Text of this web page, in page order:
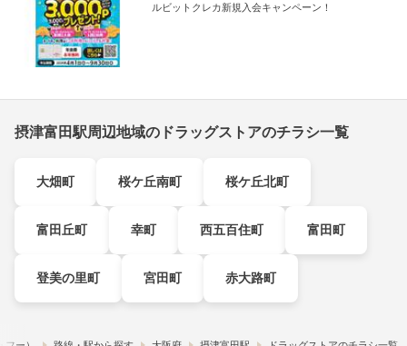
ルビットクレカ新規入会キャンペーン！
摂津富田駅周辺地域のドラッグストアのチラシ一覧
大畑町 桜ケ丘南町 桜ケ丘北町
富田丘町 幸町 西五百住町 富田町
登美の里町 宮田町 赤大路町